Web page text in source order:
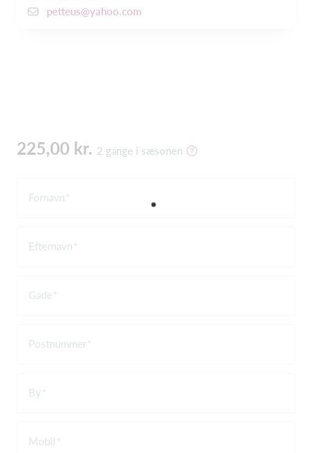
petteus@yahoo.com
225,00 kr. 2 gange i sæsonen
Fornavn
Efternavn
Gade
Postnummer
By
Mobil